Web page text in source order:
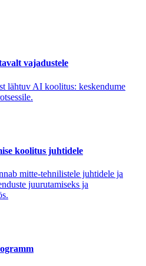
vajadustele
lähtuv AI koolitus: keskendume
koolitus juhtidele
mitte-tehnilistele juhtidele ja
juurutamiseks ja